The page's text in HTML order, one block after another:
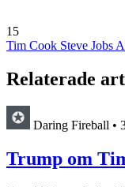
15
Tim Cook Steve Jobs
Relaterade
Daring Fireball •
Trump om